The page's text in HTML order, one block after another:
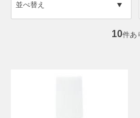
並べ替え
10件あ